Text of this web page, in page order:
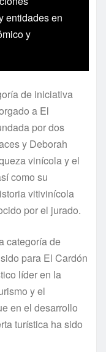
entidades en
y
de iniciativa
a El
por dos
y Deborah
vinícola y el
como su
vitivinícola
por el jurado.
categoría de
para El Cardón
líder en la
y el
en el desarrollo
turística ha sido